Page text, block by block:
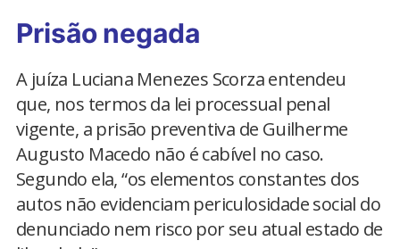
Prisão negada
A juíza Luciana Menezes Scorza entendeu
que, nos termos da lei processual penal
vigente, a prisão preventiva de Guilherme
Augusto Macedo não é cabível no caso.
Segundo ela, “os elementos constantes dos
autos não evidenciam periculosidade social do
denunciado nem risco por seu atual estado de